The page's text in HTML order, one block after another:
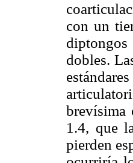
con un
dobles.
brevísima
1.4, que
pierden